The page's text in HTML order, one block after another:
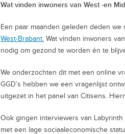
Wat vinden inwoners van West -en
Een paar maanden geleden deden
West-Brabant. Wat vinden inwoners
nodig om gezond te worden én te
We onderzochten dit met een online
GGD’s hebben we een vragenlijst
uitgezet in het panel van Citisens.
Ook gingen interviewers van
met een lage sociaaleconomische